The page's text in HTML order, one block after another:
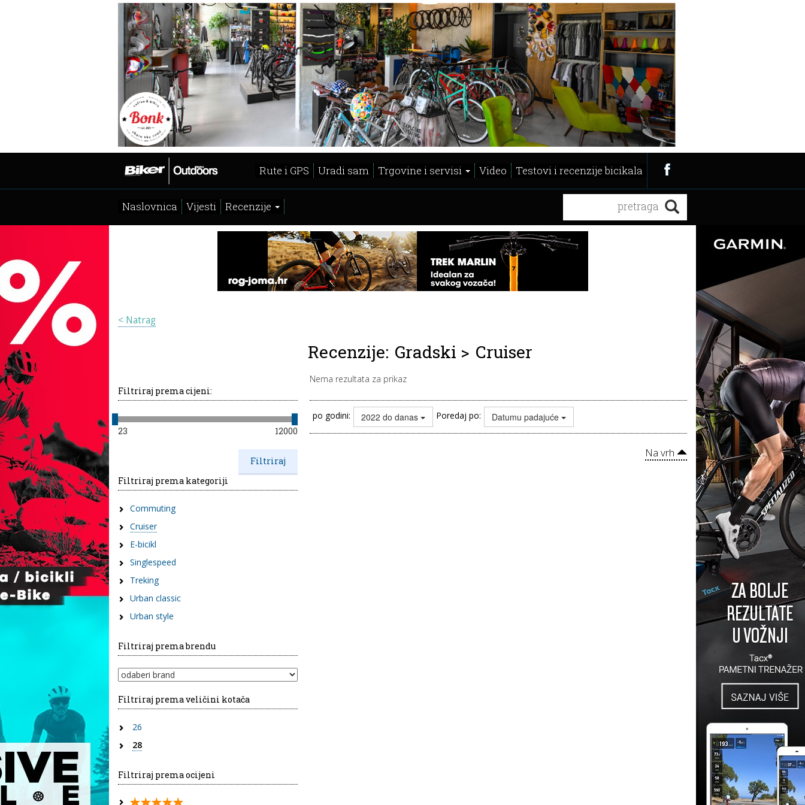
Rute i GPS Uradi sam Trgovine i servisi Video Testovi i recenzije bicikala
Naslovnica Vijesti Recenzije
< Natrag
Recenzije: Gradski > Cruiser
Nema rezultata za prikaz
Filtriraj prema cijeni:
23 12000
Filtriraj prema kategoriji
Commuting
Cruiser
E-bicikl
Singlespeed
Treking
Urban classic
Urban style
Filtriraj prema brendu
Filtriraj prema veličini kotača
26
28
Filtriraj prema ocijeni
po godini: 2022 do danas Poredaj po: Datumu padajuće
Na vrh